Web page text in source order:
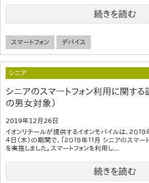
続きを読む
スマートフォン デバイス
シニア
シニアのスマートフォン利用に関す
の男女対象）
2019年12月26日
イオンリテールが提供するイオンモバイルは、２０１９年
４日（木）の期間で、「２０１９年１１月 シニアのスマ
を実施しました。スマートフォンを利用し...
続きを読む